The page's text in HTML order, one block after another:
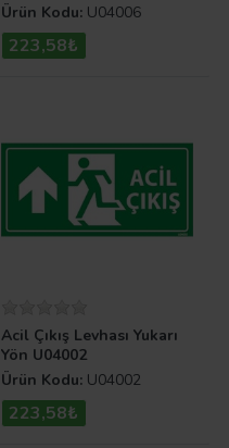
Ürün Kodu: U04006
223,58₺
Acil Çıkış Levhası Yukarı
Yön U04002
Ürün Kodu: U04002
223,58₺